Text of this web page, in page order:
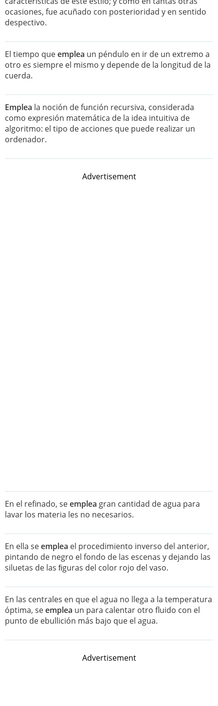
ocasiones, fue acuñado con posterioridad y en sentido
despectivo.
El tiempo queemplea un péndulo en ir de un extremo a
otro es siempre el mismo y depende de la longitud de la
cuerda.
Emplea la noción de función recursiva, considerada
como expresión matemática de la idea intuitiva de
algoritmo: el tipo de acciones que puede realizar un
ordenador.
Advertisement
En el refinado, seemplea gran cantidad de agua para
lavar los materia les no necesarios.
En ella seemplea el procedimiento inverso del anterior,
pintando de negro el fondo de las escenas y dejando las
siluetas de las ﬁguras del color rojo del vaso.
En las centrales en que el agua no llega a la temperatura
óptima, seemplea un para calentar otro fluido con el
punto de ebullición más bajo que el agua.
Advertisement